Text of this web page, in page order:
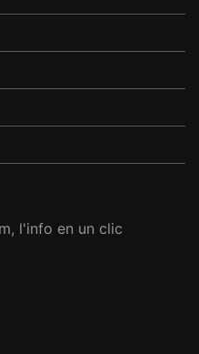
l'info en un clic